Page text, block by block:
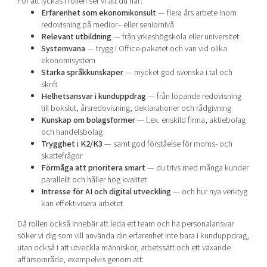
Erfarenhet som ekonomikonsult— flera års arbete inom
redovisning på medior– eller seniornivå
Relevant utbildning— från yrkeshögskola eller universitet
Systemvana— trygg i Office-paketet och van vid olika
ekonomisystem
Starka språkkunskaper— mycket god svenska i tal och
skrift
Helhetsansvar i kunduppdrag— från löpande redovisning
till bokslut, årsredovisning, deklarationer och rådgivning
Kunskap om bolagsformer— t.ex. enskild firma, aktiebolag
och handelsbolag
Trygghet i K2/K3— samt god förståelse för moms- och
skattefrågor
Förmåga att prioritera smart— du trivs med många kunder
parallellt och håller hög kvalitet
Intresse för AI och digital utveckling— och hur nya verktyg
kan effektivisera arbetet
Då rollen också innebär att leda ett team och ha personalansvar
söker vi dig som vill använda din erfarenhet inte bara i kunduppdrag,
utan också i att utveckla människor, arbetssätt och ett växande
affärsområde, exempelvis genom att: